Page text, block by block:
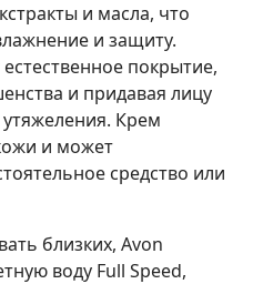
и масла, что
и защиту.
покрытие,
и придавая лицу
Крем
и может
средство или
близких, Avon
воду Full Speed,